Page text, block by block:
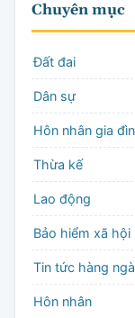
Chuyên mục
Đất đai
Dân sự
Hôn nhân gia
Thừa kế
Lao động
Bảo hiểm xã hội
Tin tức hàng
Hôn nhân